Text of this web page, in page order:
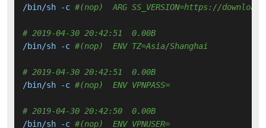
/bin/sh -c #(nop)  ARG SS_VERSION=https://
# 2019-04-30 20:42:51  0.00B
/bin/sh -c #(nop)  ENV TZ=Asia/Shanghai
# 2019-04-30 20:42:51  0.00B
/bin/sh -c #(nop)  ENV VPNPASS=
# 2019-04-30 20:42:50  0.00B
/bin/sh -c #(nop)  ENV VPNUSER=